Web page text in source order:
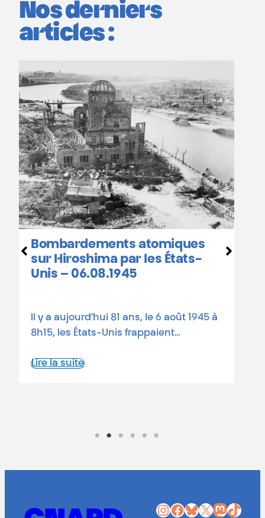
Nos derniers
articles :
atomiques
les États-
le 6 août 1945 à
Hiroshima et
calendrier des
commémorations en
81 ans depuis les
atomiques Le 6 août 1945,
InstagramFacebook Bluesky X Mastodon TikTok